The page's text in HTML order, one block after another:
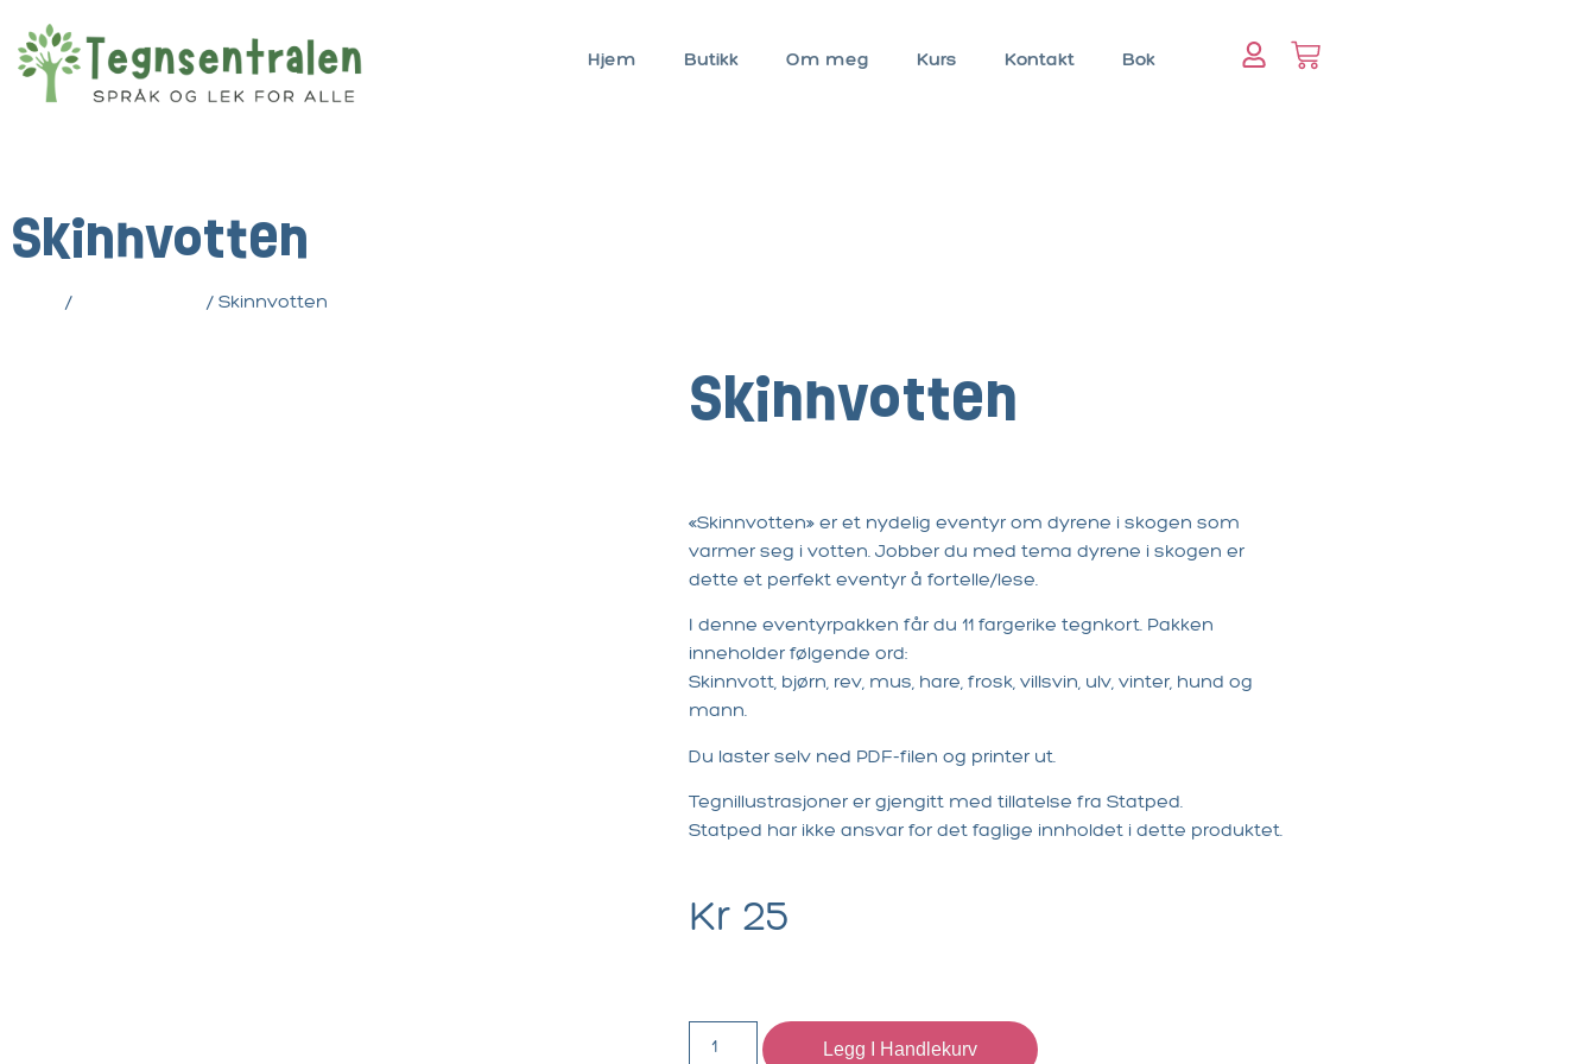
Hjem Butikk Om meg Kurs Kontakt Bok
Skinnvotten
/ / Skinnvotten
Skinnvotten
«Skinnvotten» er et nydelig eventyr om dyrene i skogen som
varmer seg i votten. Jobber du med tema dyrene i skogen er
dette et perfekt eventyr å fortelle/lese.
I denne eventyrpakken får du 11 fargerike tegnkort. Pakken
inneholder følgende ord:
Skinnvott, bjørn, rev, mus, hare, frosk, villsvin, ulv, vinter, hund og
mann.
Du laster selv ned PDF-filen og printer ut.
Tegnillustrasjoner er gjengitt med tillatelse fra Statped.
Statped har ikke ansvar for det faglige innholdet i dette produktet.
Kr 25
Legg I Handlekurv